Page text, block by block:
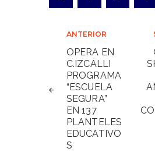
Navegación
de
entradas
ANTERIOR
OPERA EN
C.IZCALLI
PROGRAMA
“ESCUELA
SEGURA”
EN 137
PLANTELES
EDUCATIVO
S